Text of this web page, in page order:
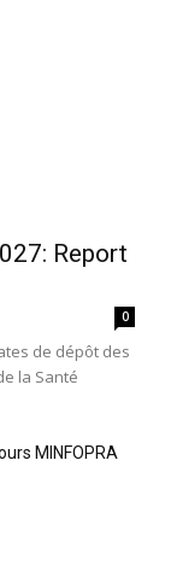
Report
0
de dépôt des
la Santé
MINFOPRA